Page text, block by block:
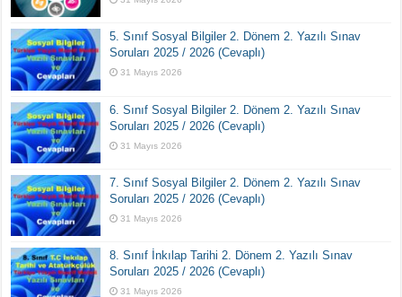
5. Sınıf Sosyal Bilgiler 2. Dönem 2. Yazılı Sınav
Soruları 2025 / 2026 (Cevaplı)
31 Mayıs 2026
6. Sınıf Sosyal Bilgiler 2. Dönem 2. Yazılı Sınav
Soruları 2025 / 2026 (Cevaplı)
31 Mayıs 2026
7. Sınıf Sosyal Bilgiler 2. Dönem 2. Yazılı Sınav
Soruları 2025 / 2026 (Cevaplı)
31 Mayıs 2026
8. Sınıf İnkılap Tarihi 2. Dönem 2. Yazılı Sınav
Soruları 2025 / 2026 (Cevaplı)
31 Mayıs 2026